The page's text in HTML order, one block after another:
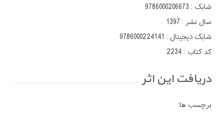
شابک : 9786000206673
سال نشر : 1397
شابک دیجیتال : 9786000224141
کد کتاب : 2234
دریافت این اثر
برچسب ها: